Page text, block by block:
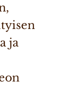
ja